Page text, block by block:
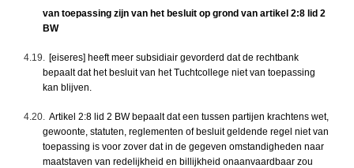
van toepassing zijn van het besluit op grond van artikel 2:8 lid 2
BW
4.19.
[eiseres] heeft meer subsidiair gevorderd dat de rechtbank
bepaalt dat het besluit van het Tuchtcollege niet van toepassing
kan blijven.
4.20. Artikel 2:8 lid 2 BW bepaalt dat een tussen partijen krachtens wet,
gewoonte, statuten, reglementen of besluit geldende regel niet van
toepassing is voor zover dat in de gegeven omstandigheden naar
maatstaven van redelijkheid en billijkheid onaanvaardbaar zou